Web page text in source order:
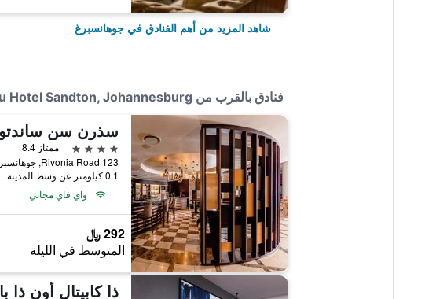
شاهد المزيد من أهم الفنادق في جوهانسبرغ
فنادق بالقرب من Radisson Blu Hotel Sandton, Johannesburg
سذرن سن
4 نجوم
ممتاز 8.4
0.1 كيلومتر عن وسط المدينة
واي فاي مجاني
292 ﷼
المتوسط في الليلة
ذا كابيتال أون ذا